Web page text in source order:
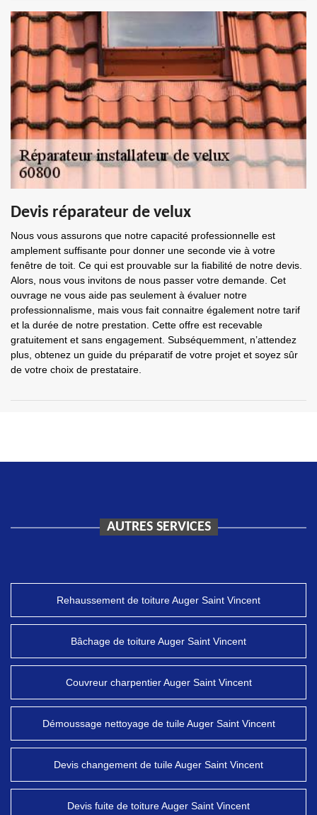
Devis réparateur de velux
Nous vous assurons que notre capacité professionnelle est
amplement suffisante pour donner une seconde vie à votre
fenêtre de toit. Ce qui est prouvable sur la fiabilité de notre devis.
Alors, nous vous invitons de nous passer votre demande. Cet
ouvrage ne vous aide pas seulement à évaluer notre
professionnalisme, mais vous fait connaitre également notre tarif
et la durée de notre prestation. Cette offre est recevable
gratuitement et sans engagement. Subséquemment, n’attendez
plus, obtenez un guide du préparatif de votre projet et soyez sûr
de votre choix de prestataire.
AUTRES SERVICES
Rehaussement de toiture Auger Saint Vincent
Bâchage de toiture Auger Saint Vincent
Couvreur charpentier Auger Saint Vincent
Démoussage nettoyage de tuile Auger Saint Vincent
Devis changement de tuile Auger Saint Vincent
Devis fuite de toiture Auger Saint Vincent